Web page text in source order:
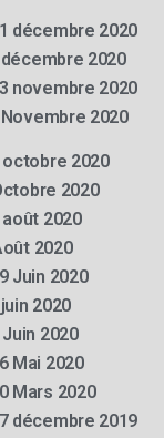
décembre 2020
2020
novembre 2020
2020
2020
2020
2020
2020
Juin 2020
2020
2020
Mai 2020
Mars 2020
décembre 2019